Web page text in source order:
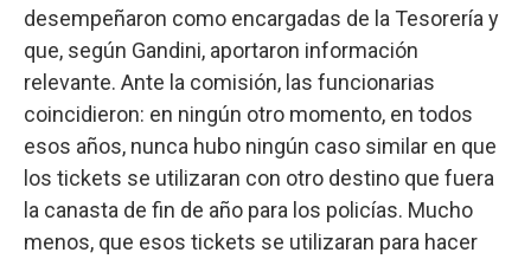
desempeñaron como encargadas de la Tesorería y
que, según Gandini, aportaron información
relevante. Ante la comisión, las funcionarias
coincidieron: en ningún otro momento, en todos
esos años, nunca hubo ningún caso similar en que
los tickets se utilizaran con otro destino que fuera
la canasta de fin de año para los policías. Mucho
menos, que esos tickets se utilizaran para hacer